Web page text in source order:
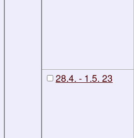
28.4. - 1.5. 23